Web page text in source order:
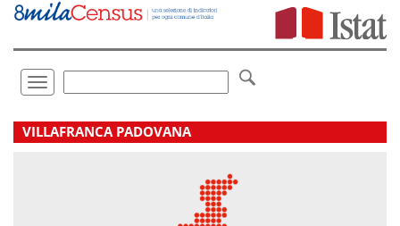
Vai
direttamente
Toggle
navigation
.
VILLAFRANCA PADOVANA